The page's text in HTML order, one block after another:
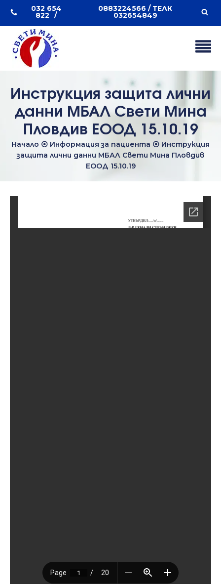
032 654
822
0883224566 / ТЕЛК
032654849
Инструкция защита лични
данни МБАЛ Свети Мина
Пловдив ЕООД 15.10.19
Начало ⦿ Информация за пациента ⦿ Инструкция
защита лични данни МБАЛ Свети Мина Пловдив
ЕООД 15.10.19